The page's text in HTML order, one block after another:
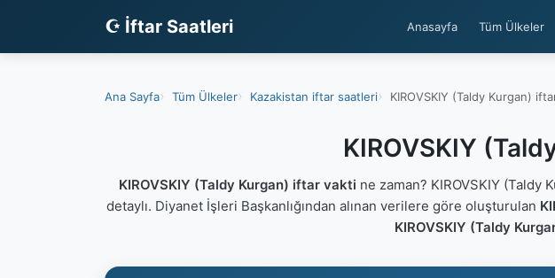
☪ İftar Saatleri Anasayfa Tüm Ülkeler
Ana Sayfa Tüm Ülkeler Kazakistan iftar saatleri KIROVSKIY (Taldy Kurgan)
KIROVSKIY
KIROVSKIY (Taldy Kurgan) iftar vakti ne zaman? KIROVSKIY (Taldy
detaylı. Diyanet İşleri Başkanlığından alınan verilere göre oluşturulan
KIROVSKIY (Taldy